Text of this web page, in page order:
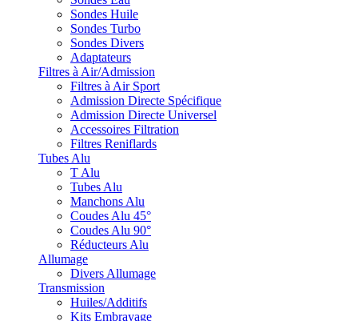
Sondes Huile
Sondes Turbo
Sondes Divers
Adaptateurs
Filtres à Air/Admission
Filtres à Air Sport
Admission Directe Spécifique
Admission Directe Universel
Accessoires Filtration
Filtres Reniflards
Tubes Alu
T Alu
Tubes Alu
Manchons Alu
Coudes Alu 45°
Coudes Alu 90°
Réducteurs Alu
Allumage
Divers Allumage
Transmission
Huiles/Additifs
Kits Embrayage